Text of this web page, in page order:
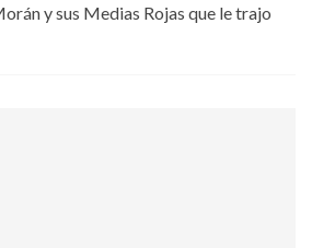
y sus Medias Rojas que le trajo